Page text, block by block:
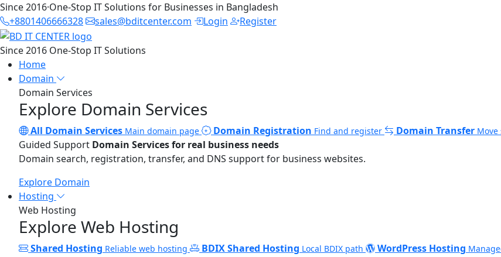
Since 2016·One-Stop IT Solutions for Businesses in Bangladesh
+8801406666328
sales@bditcenter.com Login Register
Since 2016 One-Stop IT Solutions
Home
Domain
Domain Services
Explore Domain Services
All Domain Services Main domain page Domain Registration Find and register Domain Transfer Move
Guided Support Domain Services for real business needs
Domain search, registration, transfer, and DNS support for business websites.
Explore Domain
Hosting
Web Hosting
Explore Web Hosting
Shared Hosting Reliable web hosting BDIX Shared Hosting Local BDIX path WordPress Hosting